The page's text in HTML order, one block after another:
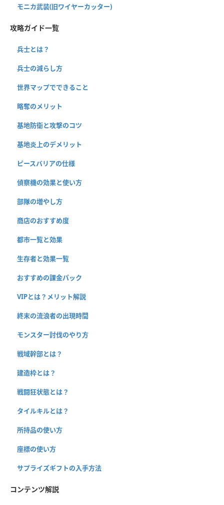
モニカ武装(旧ワイヤーカッター)
攻略ガイド一覧
兵士とは？
兵士の減らし方
世界マップでできること
略奪のメリット
基地防衛と攻撃のコツ
基地炎上のデメリット
ピースバリアの仕様
偵察機の効果と使い方
部隊の増やし方
商店のおすすめ度
都市一覧と効果
生存者と効果一覧
おすすめの課金パック
VIPとは？メリット解説
終末の流浪者の出現時間
モンスター討伐のやり方
戦域幹部とは？
建造枠とは？
戦闘狂状態とは？
タイルキルとは？
所持品の使い方
座標の使い方
サプライズギフトの入手方法
コンテンツ解説